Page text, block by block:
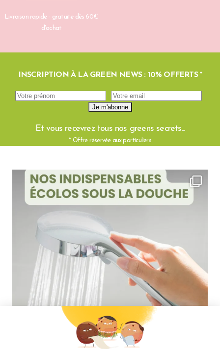
Livraison rapide - gratuite dès 60€
d'achat
INSCRIPTION À LA GREEN NEWS : 10% OFFERTS *
Et vous recevrez tous nos greens secrets...
* Offre réservée aux particuliers